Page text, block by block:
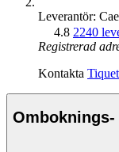
Leverantör:
4.8 2240
Registrerad
Kontakta